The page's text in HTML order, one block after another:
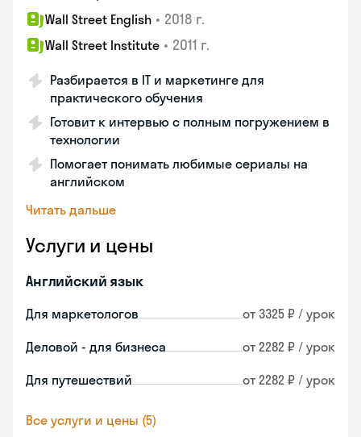
Wall Street English • 2018 г.
Wall Street Institute • 2011 г.
Разбирается в IT и маркетинге для
практического обучения
Готовит к интервью с полным погружением в
технологии
Помогает понимать любимые сериалы на
английском
Читать дальше
Услуги и цены
Английский язык
Для маркетологов от 3325 ₽ / урок
Деловой - для бизнеса от 2282 ₽ / урок
Для путешествий от 2282 ₽ / урок
Все услуги и цены (5)